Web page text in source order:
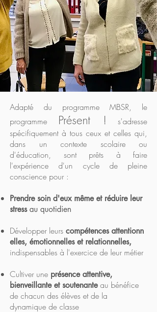
Adapté du programme MBSR, le
programme Présent ! s'adresse
spécifiquement à tous ceux et celles qui,
dans un contexte scolaire ou
d'éducation, sont prêts à faire
l'expérience d'un cycle de pleine
conscience pour :
Prendre soin d'eux même et réduire leur
stressau quotidien
Développer leurs compétences attentionn
elles, émotionnelles et relationnelles,
indispensables à l'exercice de leur métier
Cultiver une présence attentive,
bienveillante et soutenanteau bénéfice
de chacun des élèves et de la
dynamique de classe